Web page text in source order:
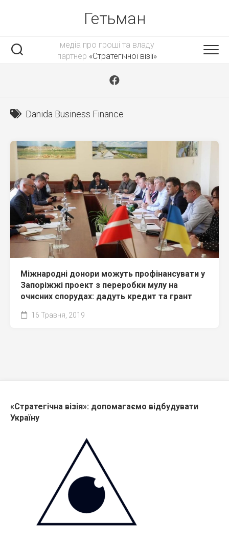
Гетьман
медіа про гроші та владу
партнер «Стратегічної візії»
Danida Business Finance
Міжнародні донори можуть профінансувати у
Запоріжжі проект з переробки мулу на
очисних спорудах: дадуть кредит та грант
16 Травня, 2019
«Стратегічна візія»: допомагаємо відбудувати
Україну